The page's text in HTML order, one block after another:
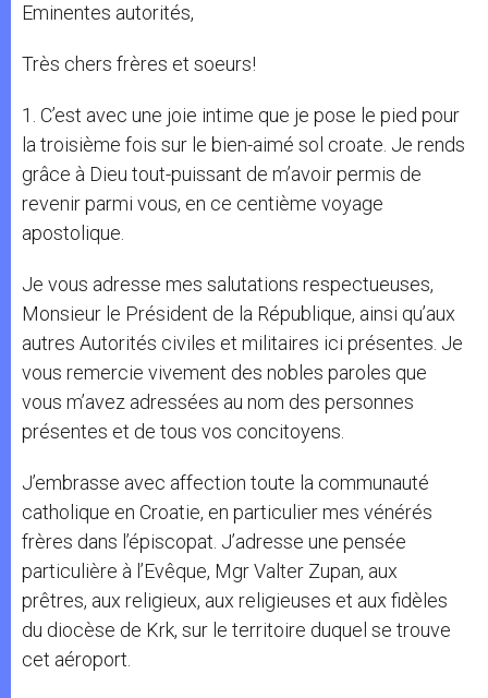
Eminentes autorités,
Très chers frères et soeurs!
1. C’est avec une joie intime que je pose le pied pour
la troisième fois sur le bien-aimé sol croate. Je rends
grâce à Dieu tout-puissant de m’avoir permis de
revenir parmi vous, en ce centième voyage
apostolique.
Je vous adresse mes salutations respectueuses,
Monsieur le Président de la République, ainsi qu’aux
autres Autorités civiles et militaires ici présentes. Je
vous remercie vivement des nobles paroles que
vous m’avez adressées au nom des personnes
présentes et de tous vos concitoyens.
J’embrasse avec affection toute la communauté
catholique en Croatie, en particulier mes vénérés
frères dans l’épiscopat. J’adresse une pensée
particulière à l’Evêque, Mgr Valter Zupan, aux
prêtres, aux religieux, aux religieuses et aux fidèles
du diocèse de Krk, sur le territoire duquel se trouve
cet aéroport.